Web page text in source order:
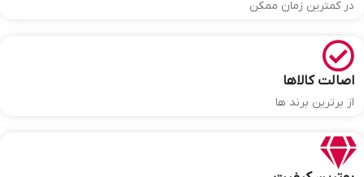
در کمترین زمان ممکن
اصالت کالاها
از برترین برند ها